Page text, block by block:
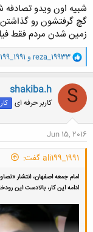
اصفهان، همچنین از مردم
مساله «سگ‌گردانی» در
بدحجاب حساسیت نشان
امام جمعه اصفهان
خیانت‌کارید."
شبیه اون ویدو
گچ گرفتشون رو
زمین شدن مردم فقط
و
ا
ک
ن
ش
ه
ا
reza_19933 و
S
shakiba.h
کاربر حرفه ای
Jun 15, 2016
ali199_1991 گفت:
امام جمعه اصفهان، انتشار
ادامه این کار، بالادست این